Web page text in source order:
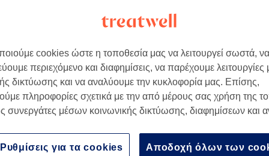
από € 5
save up to 50%
από € 5
από € 5
cookies ώστε η τοποθεσία μας να λειτουργεί σωστά, να
περιεχόμενο και διαφημίσεις, να παρέχουμε
δικτύωσης και να αναλύουμε την κυκλοφορία μας. Επίσης,
πληροφορίες σχετικά με την από μέρους σας χρήση της
συνεργάτες μέσων κοινωνικής δικτύωσης, διαφημίσεων και
Αποδοχή όλων των
Ρυθμίσεις για τα cookies